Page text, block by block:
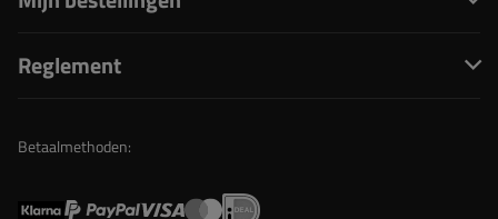
Reglement
Betaalmethoden: